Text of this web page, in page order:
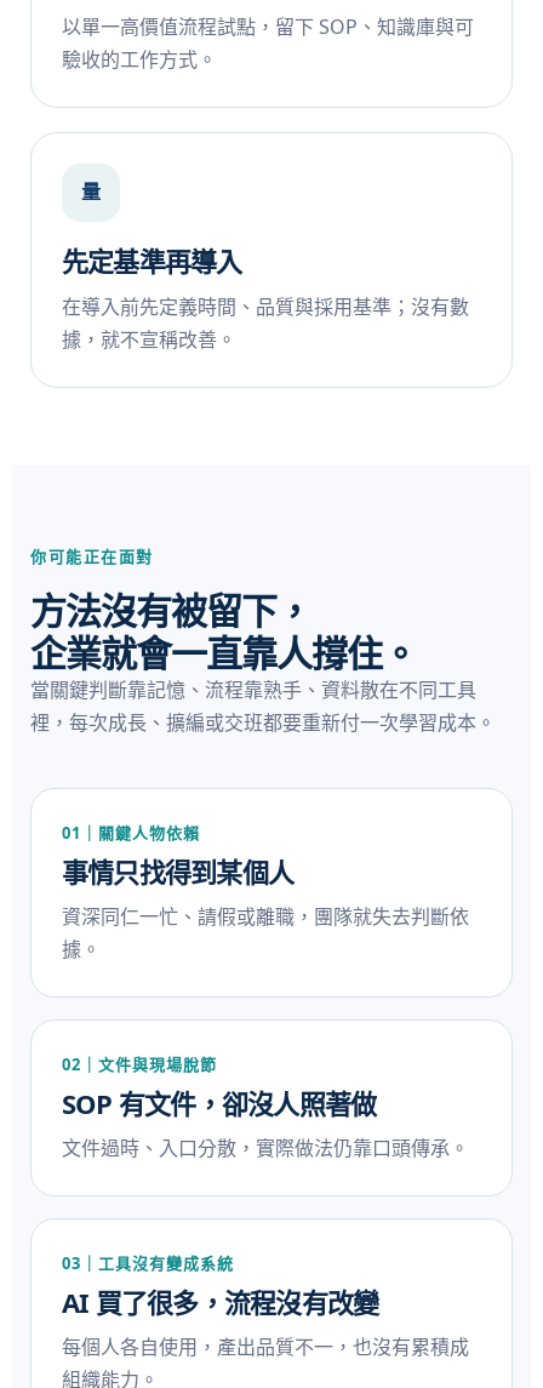
以單一高價值流程試點，留下 SOP、知識庫與可
驗收的工作方式。
量
先定基準再導入
在導入前先定義時間、品質與採用基準；沒有數
據，就不宣稱改善。
你可能正在面對
方法沒有被留下，
企業就會一直靠人撐住。
當關鍵判斷靠記憶、流程靠熟手、資料散在不同工具
裡，每次成長、擴編或交班都要重新付一次學習成本。
01｜關鍵人物依賴
事情只找得到某個人
資深同仁一忙、請假或離職，團隊就失去判斷依
據。
02｜文件與現場脫節
SOP 有文件，卻沒人照著做
文件過時、入口分散，實際做法仍靠口頭傳承。
03｜工具沒有變成系統
AI 買了很多，流程沒有改變
每個人各自使用，產出品質不一，也沒有累積成
組織能力。